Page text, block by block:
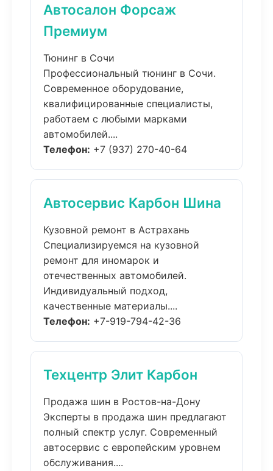
Автосалон Форсаж
Премиум
Тюнинг в Сочи
Профессиональный тюнинг в Сочи.
Современное оборудование,
квалифицированные специалисты,
работаем с любыми марками
автомобилей....
Телефон: +7 (937) 270-40-64
Автосервис Карбон Шина
Кузовной ремонт в Астрахань
Специализируемся на кузовной
ремонт для иномарок и
отечественных автомобилей.
Индивидуальный подход,
качественные материалы....
Телефон: +7-919-794-42-36
Техцентр Элит Карбон
Продажа шин в Ростов-на-Дону
Эксперты в продажа шин предлагают
полный спектр услуг. Современный
автосервис с европейским уровнем
обслуживания....